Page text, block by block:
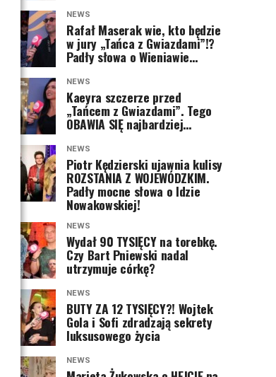
NEWS
Rafał Maserak wie, kto będzie
w jury „Tańca z Gwiazdami”!?
Padły słowa o Wieniawie…
NEWS
Kaeyra szczerze przed
„Tańcem z Gwiazdami”. Tego
OBAWIA SIĘ najbardziej…
NEWS
Piotr Kędzierski ujawnia kulisy
ROZSTANIA Z WOJEWÓDZKIM.
Padły mocne słowa o Idzie
Nowakowskiej!
NEWS
Wydał 90 TYSIĘCY na torebkę.
Czy Bart Pniewski nadal
utrzymuje córkę?
NEWS
BUTY ZA 12 TYSIĘCY?! Wojtek
Gola i Sofi zdradzają sekrety
luksusowego życia
NEWS